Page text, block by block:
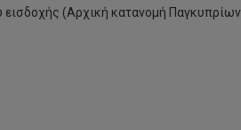
(Αρχική κατανομή